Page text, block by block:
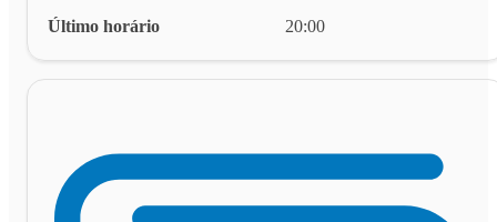
Último horário 20:00